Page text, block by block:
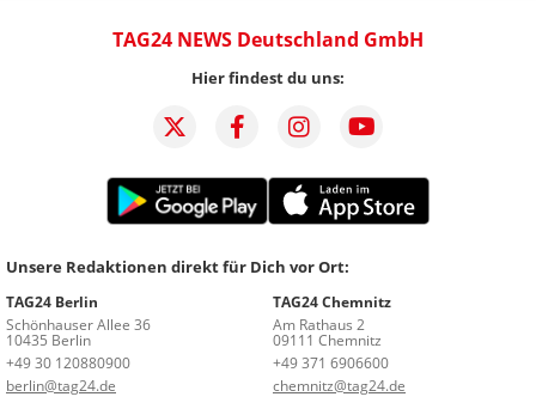
TAG24 NEWS Deutschland GmbH
Hier findest du uns:
Unsere Redaktionen direkt für Dich vor Ort:
TAG24 Berlin
Schönhauser Allee 36
10435 Berlin
+49 30 120880900
berlin@tag24.de
TAG24 Chemnitz
Am Rathaus 2
09111 Chemnitz
+49 371 6906600
chemnitz@tag24.de